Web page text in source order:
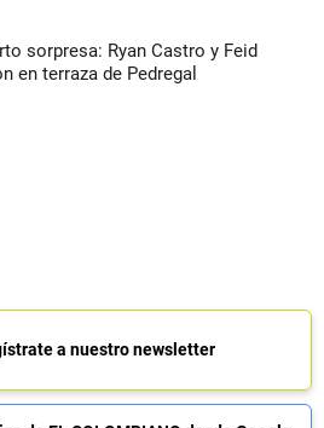
sorpresa: Ryan Castro y Feid
en terraza de Pedregal
a nuestro newsletter